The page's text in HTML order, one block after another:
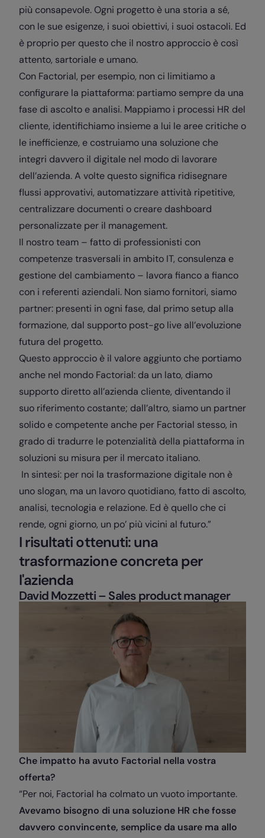
più consapevole. Ogni progetto è una storia a sé,
con le sue esigenze, i suoi obiettivi, i suoi ostacoli. Ed
è proprio per questo che il nostro approccio è così
attento, sartoriale e umano.
Con Factorial, per esempio, non ci limitiamo a
configurare la piattaforma: partiamo sempre da una
fase di ascolto e analisi. Mappiamo i processi HR del
cliente, identifichiamo insieme a lui le aree critiche o
le inefficienze, e costruiamo una soluzione che
integri davvero il digitale nel modo di lavorare
dell’azienda. A volte questo significa ridisegnare
flussi approvativi, automatizzare attività ripetitive,
centralizzare documenti o creare dashboard
personalizzate per il management.
Il nostro team – fatto di professionisti con
competenze trasversali in ambito IT, consulenza e
gestione del cambiamento – lavora fianco a fianco
con i referenti aziendali. Non siamo fornitori, siamo
partner: presenti in ogni fase, dal primo setup alla
formazione, dal supporto post-go live all’evoluzione
futura del progetto.
Questo approccio è il valore aggiunto che portiamo
anche nel mondo Factorial: da un lato, diamo
supporto diretto all’azienda cliente, diventando il
suo riferimento costante; dall’altro, siamo un partner
solido e competente anche per Factorial stesso, in
grado di tradurre le potenzialità della piattaforma in
soluzioni su misura per il mercato italiano.
In sintesi: per noi la trasformazione digitale non è
uno slogan, ma un lavoro quotidiano, fatto di ascolto,
analisi, tecnologia e relazione. Ed è quello che ci
rende, ogni giorno, un po’ più vicini al futuro.”
I risultati ottenuti: una
trasformazione concreta per
l'azienda
David Mozzetti–Sales product manager
Che impatto ha avuto Factorial nella vostra
offerta?
“Per noi, Factorial ha colmato un vuoto importante.
Avevamo bisogno di una soluzione HR che fosse
davvero convincente, semplice da usare ma allo